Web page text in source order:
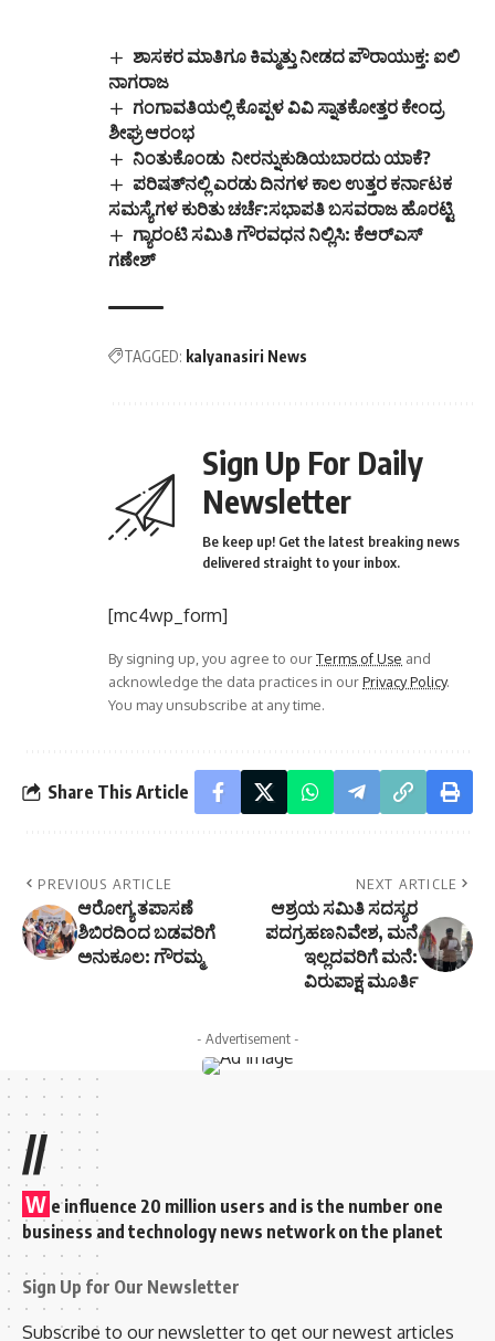
ಶಾಸಕರ ಮಾತಿಗೂ ಕಿಮ್ಮತ್ತು ನೀಡದ ಪೌರಾಯುಕ್ತ: ಐಲಿ
ನಾಗರಾಜ
ಗಂಗಾವತಿಯಲ್ಲಿ ಕೊಪ್ಪಳ ವಿವಿ ಸ್ನಾತಕೋತ್ತರ ಕೇಂದ್ರ
ಶೀಘ್ರ ಆರಂಭ
ನಿಂತುಕೊಂಡು ನೀರನ್ನುಕುಡಿಯಬಾರದು ಯಾಕೆ?
ಪರಿಷತ್‌ನಲ್ಲಿ ಎರಡು ದಿನಗಳ ಕಾಲ ಉತ್ತರ ಕರ್ನಾಟಕ
ಸಮಸ್ಯೆಗಳ ಕುರಿತು ಚರ್ಚೆ:ಸಭಾಪತಿ ಬಸವರಾಜ ಹೊರಟ್ಟಿ
ಗ್ಯಾರಂಟಿ ಸಮಿತಿ ಗೌರವಧನ ನಿಲ್ಲಿಸಿ: ಕೆಆರ್‌ಎಸ್
ಗಣೇಶ್
TAGGED: kalyanasiri News
Sign Up For Daily
Newsletter
Be keep up! Get the latest breaking news
delivered straight to your inbox.
[mc4wp_form]
By signing up, you agree to ourTerms of Use and
acknowledge the data practices in ourPrivacy Policy.
You may unsubscribe at any time.
Share This Article
PREVIOUS ARTICLE
ಆರೋಗ್ಯ ತಪಾಸಣೆ
ಶಿಬಿರದಿಂದ ಬಡವರಿಗೆ
ಅನುಕೂಲ: ಗೌರಮ್ಮ
NEXT ARTICLE
ಆಶ್ರಯ ಸಮಿತಿ ಸದಸ್ಯರ
ಪದಗ್ರಹಣನಿವೇಶ, ಮನೆ
ಇಲ್ಲದವರಿಗೆ ಮನೆ:
ವಿರುಪಾಕ್ಷ ಮೂರ್ತಿ
- Advertisement -
//
W e influence 20 million users and is the number one
business and technology news network on the planet
Sign Up for Our Newsletter
Subscribe to our newsletter to get our newest articles